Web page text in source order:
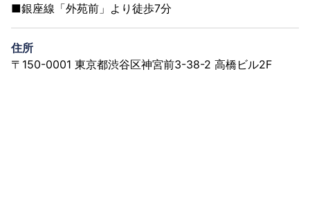
■銀座線「外苑前」より徒歩7分
住所
〒150-0001 東京都渋谷区神宮前3-38-2 高橋ビル2F